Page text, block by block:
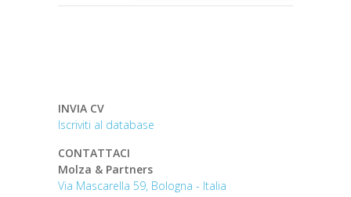
INVIA CV
Iscriviti al database
CONTATTACI
Molza & Partners
Via Mascarella 59, Bologna - Italia